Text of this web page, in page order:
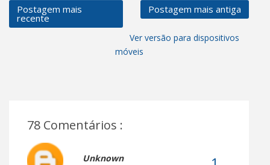
Postagem mais
recente
Postagem mais antiga
Ver versão para dispositivos
móveis
78 Comentários :
Unknown